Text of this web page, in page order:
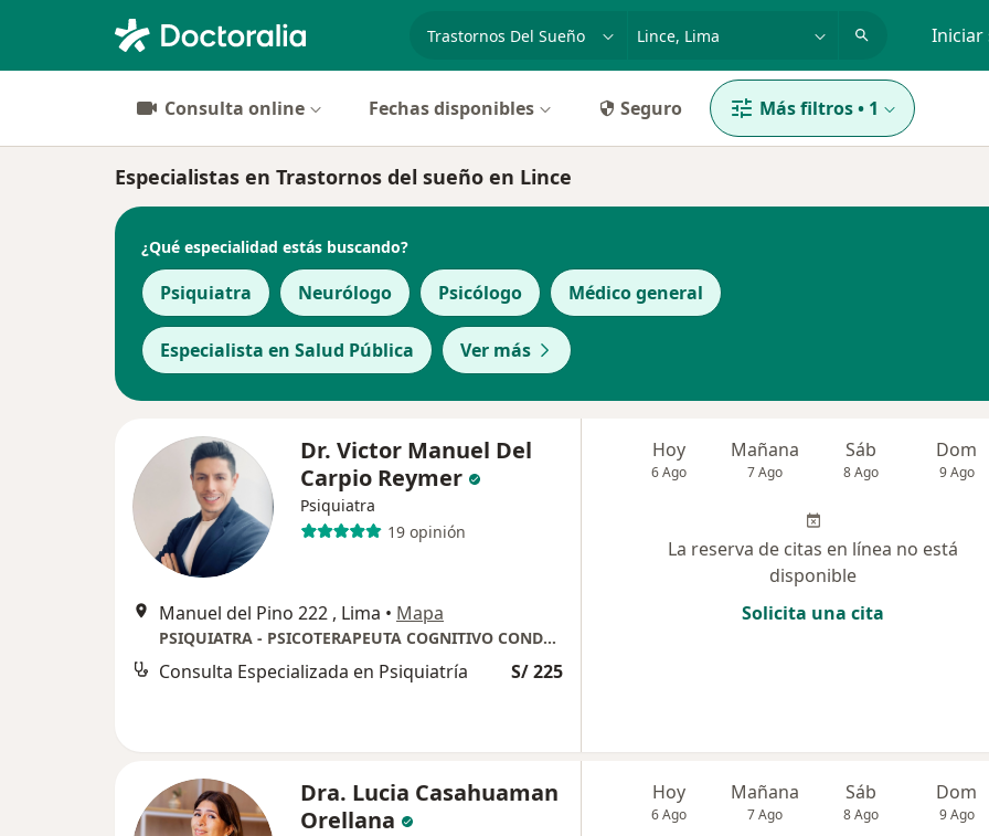
Iniciar
Consulta online Fechas disponibles Seguro Más filtros• 1
Especialistas en Trastornos del sueño en Lince
¿Qué especialidad estás buscando?
Psiquiatra Neurólogo Psicólogo Médico general
Especialista en Salud Pública Ver más
Dr. Victor Manuel Del
Carpio Reymer
Psiquiatra
19 opinión
Manuel del Pino 222 , Lima • Mapa
PSIQUIATRA - PSICOTERAPEUTA COGNITIVO CONDUCTUAL
Consulta Especializada en Psiquiatría S/ 225
Hoy
6 Ago
Mañana
7 Ago
Sáb
8 Ago
Dom
9 Ago
La reserva de citas en línea no está
disponible
Solicita una cita
Dra. Lucia Casahuaman
Orellana
Hoy
6 Ago
Mañana
7 Ago
Sáb
8 Ago
Dom
9 Ago